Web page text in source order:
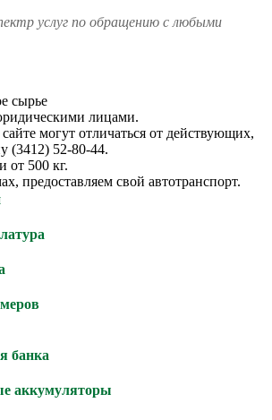
услуг по обращению с любыми
сырье
лицами.
могут отличаться от действующих,
(3412) 52-80-44.
от 500 кг.
предоставляем свой автотранспорт.
банка
аккумуляторы